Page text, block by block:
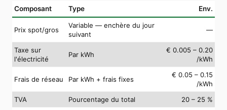
Composant Type Env.
Prix spot/gros
Variable — enchère du jour
suivant
—
Taxe sur
l'électricité
Par kWh
€ 0.005 – 0.20
/kWh
Frais de réseau Par kWh + frais fixes
€ 0.05 – 0.15
/kWh
TVA
Pourcentage du total
20 – 25 %